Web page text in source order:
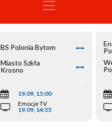
BS Polonia Bytom --
Miasto Szkła
Krosno
--
19.09, 15:00
Emocje TV
19.09, 14:55